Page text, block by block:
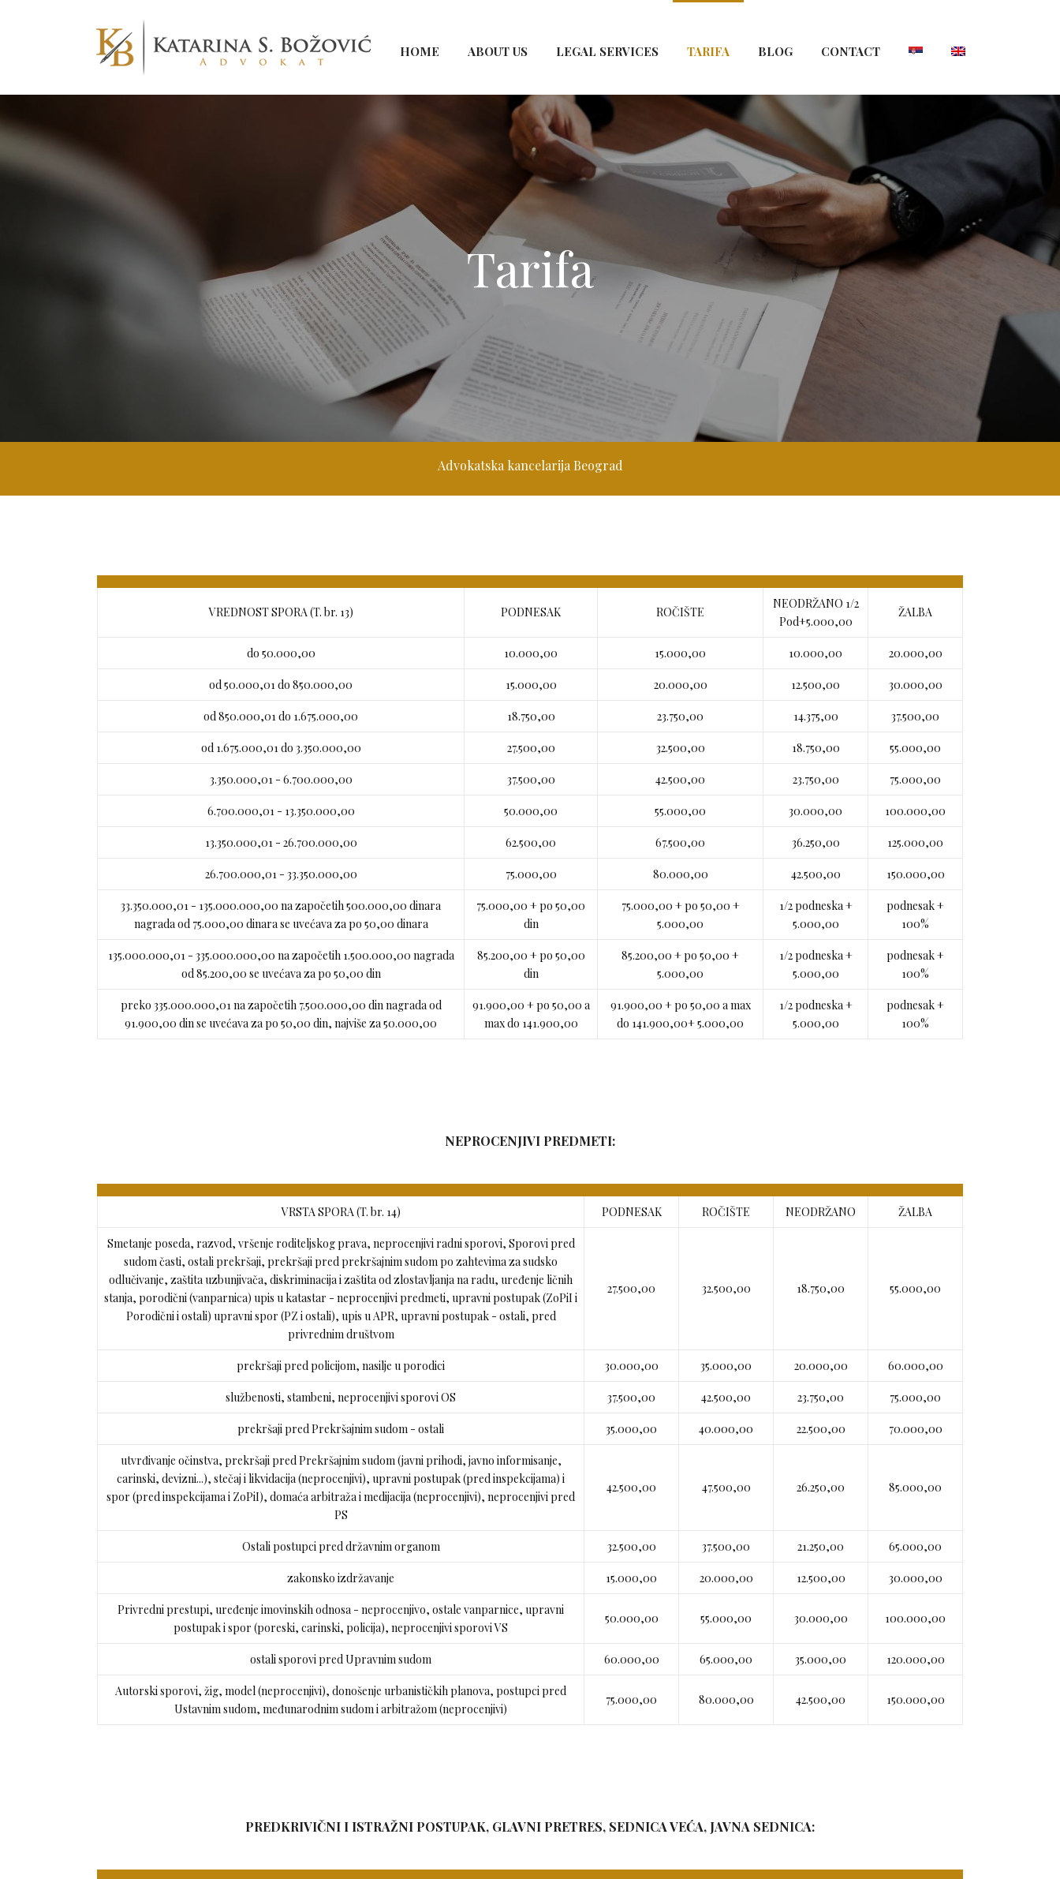
HOME ABOUT US LEGAL SERVICES TARIFA BLOG CONTACT
Tarifa
Advokatska kancelarija Beograd
VREDNOST SPORA (T. br. 13) PODNESAK ROČIŠTE
NEODRŽANO 1/2
Pod+5.000,00
ŽALBA
do 50.000,00 10.000,00 15.000,00 10.000,00 20.000,00
od 50.000,01 do 850.000,00 15.000,00 20.000,00 12.500,00 30.000,00
od 850.000,01 do 1.675.000,00 18.750,00 23.750,00 14.375,00 37.500,00
od 1.675.000,01 do 3.350.000,00 27.500,00 32.500,00 18.750,00 55.000,00
3.350.000,01 - 6.700.000,00 37.500,00 42.500,00 23.750,00 75.000,00
6.700.000,01 - 13.350.000,00 50.000,00 55.000,00 30.000,00 100.000,00
13.350.000,01 - 26.700.000,00 62.500,00 67.500,00 36.250,00 125.000,00
26.700.000,01 - 33.350.000,00 75.000,00 80.000,00 42.500,00 150.000,00
33.350.000,01 - 135.000.000,00 na započetih 500.000,00 dinara
nagrada od 75.000,00 dinara se uvećava za po 50,00 dinara
75.000,00 + po 50,00
din
75.000,00 + po 50,00 +
5.000,00
1/2 podneska +
5.000,00
podnesak +
100%
135.000.000,01 - 335.000.000,00 na započetih 1.500.000,00 nagrada
od 85.200,00 se uvećava za po 50,00 din
85.200,00 + po 50,00
din
85.200,00 + po 50,00 +
5.000,00
1/2 podneska +
5.000,00
podnesak +
100%
preko 335.000.000,01 na započetih 7.500.000,00 din nagrada od
91.900,00 din se uvećava za po 50,00 din, najviše za 50.000,00
91.900,00 + po 50,00 a
max do 141.900,00
91.900,00 + po 50,00 a max
do 141.900,00+ 5.000,00
1/2 podneska +
5.000,00
podnesak +
100%
NEPROCENJIVI PREDMETI:
VRSTA SPORA (T. br. 14) PODNESAK ROČIŠTE NEODRŽANO ŽALBA
Smetanje poseda, razvod, vršenje roditeljskog prava, neprocenjivi radni sporovi, Sporovi pred
sudom časti, ostali prekršaji, prekršaji pred prekršajnim sudom po zahtevima za sudsko
odlučivanje, zaštita uzbunjivača, diskriminacija i zaštita od zlostavljanja na radu, uređenje ličnih
stanja, porodični (vanparnica) upis u katastar - neprocenjivi predmeti, upravni postupak (ZoPiI i
Porodični i ostali) upravni spor (PZ i ostali), upis u APR, upravni postupak - ostali, pred
privrednim društvom
27.500,00 32.500,00 18.750,00 55.000,00
prekršaji pred policijom, nasilje u porodici 30.000,00 35.000,00 20.000,00 60.000,00
službenosti, stambeni, neprocenjivi sporovi OS 37.500,00 42.500,00 23.750,00 75.000,00
prekršaji pred Prekršajnim sudom - ostali 35.000,00 40.000,00 22.500,00 70.000,00
utvrđivanje očinstva, prekršaji pred Prekršajnim sudom (javni prihodi, javno informisanje,
carinski, devizni...), stečaj i likvidacija (neprocenjivi), upravni postupak (pred inspekcijama) i
spor (pred inspekcijama i ZoPiI), domaća arbitraža i medijacija (neprocenjivi), neprocenjivi pred
PS
42.500,00 47.500,00 26.250,00 85.000,00
Ostali postupci pred državnim organom 32.500,00 37.500,00 21.250,00 65.000,00
zakonsko izdržavanje 15.000,00 20.000,00 12.500,00 30.000,00
Privredni prestupi, uređenje imovinskih odnosa - neprocenjivo, ostale vanparnice, upravni
postupak i spor (poreski, carinski, policija), neprocenjivi sporovi VS
50.000,00 55.000,00 30.000,00 100.000,00
ostali sporovi pred Upravnim sudom 60.000,00 65.000,00 35.000,00 120.000,00
Autorski sporovi, žig, model (neprocenjivi), donošenje urbanističkih planova, postupci pred
Ustavnim sudom, međunarodnim sudom i arbitražom (neprocenjivi)
75.000,00 80.000,00 42.500,00 150.000,00
PREDKRIVIČNI I ISTRAŽNI POSTUPAK, GLAVNI PRETRES, SEDNICA VEĆA, JAVNA SEDNICA: